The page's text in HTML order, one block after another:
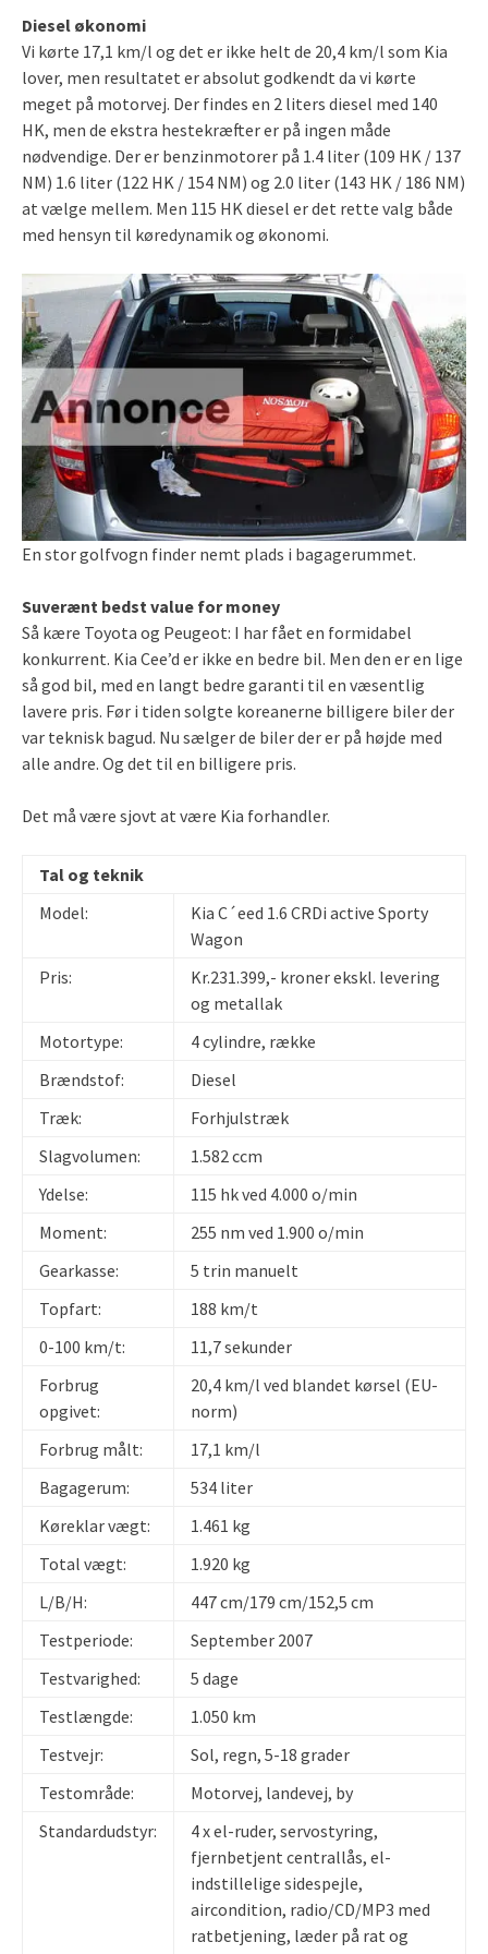
Diesel økonomi
Vi kørte 17,1 km/l og det er ikke helt de 20,4 km/l som Kia
lover, men resultatet er absolut godkendt da vi kørte
meget på motorvej. Der findes en 2 liters diesel med 140
HK, men de ekstra hestekræfter er på ingen måde
nødvendige. Der er benzinmotorer på 1.4 liter (109 HK / 137
NM) 1.6 liter (122 HK / 154 NM) og 2.0 liter (143 HK / 186 NM)
at vælge mellem. Men 115 HK diesel er det rette valg både
med hensyn til køredynamik og økonomi.
En stor golfvogn finder nemt plads i bagagerummet.
Suverænt bedst value for money
Så kære Toyota og Peugeot: I har fået en formidabel
konkurrent. Kia Cee’d er ikke en bedre bil. Men den er en lige
så god bil, med en langt bedre garanti til en væsentlig
lavere pris. Før i tiden solgte koreanerne billigere biler der
var teknisk bagud. Nu sælger de biler der er på højde med
alle andre. Og det til en billigere pris.
Det må være sjovt at være Kia forhandler.
Tal og teknik
Model:
Kia C´eed 1.6 CRDi active Sporty
Wagon
Pris:
Kr.231.399,- kroner ekskl. levering
og metallak
Motortype:
4 cylindre, række
Brændstof:
Diesel
Træk:
Forhjulstræk
Slagvolumen:
1.582 ccm
Ydelse:
115 hk ved 4.000 o/min
Moment:
255 nm ved 1.900 o/min
Gearkasse:
5 trin manuelt
Topfart:
188 km/t
0-100 km/t:
11,7 sekunder
Forbrug
opgivet:
20,4 km/l ved blandet kørsel (EU-
norm)
Forbrug målt:
17,1 km/l
Bagagerum:
534 liter
Køreklar vægt:
1.461 kg
Total vægt:
1.920 kg
L/B/H:
447 cm/179 cm/152,5 cm
Testperiode:
September 2007
Testvarighed:
5 dage
Testlængde:
1.050 km
Testvejr:
Sol, regn, 5-18 grader
Testområde:
Motorvej, landevej, by
Standardudstyr:
4 x el-ruder, servostyring,
fjernbetjent centrallås, el-
indstillelige sidespejle,
aircondition, radio/CD/MP3 med
ratbetjening, læder på rat og